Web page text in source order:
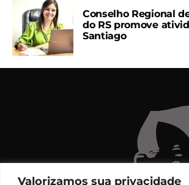
Valorizamos sua privacidade
Conselho Regional
do RS promove
Santiago